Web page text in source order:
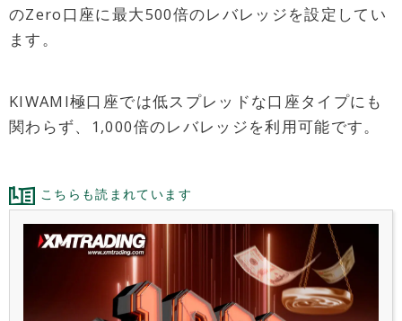
のZero口座に最大500倍のレバレッジを設定してい
ます。
KIWAMI極口座では低スプレッドな口座タイプにも
関わらず、1,000倍のレバレッジを利用可能です。
こちらも読まれています